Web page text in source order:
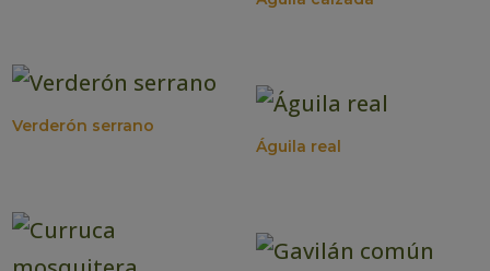
Verderón serrano
Águila real